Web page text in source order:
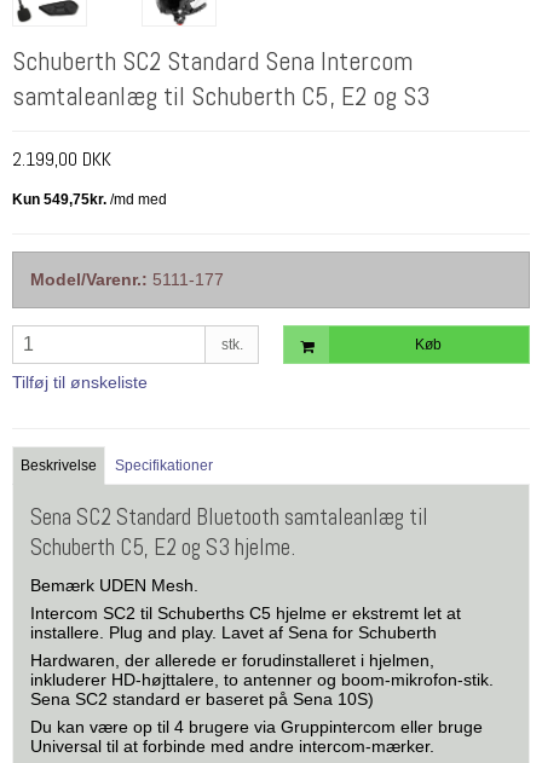
Schuberth SC2 Standard Sena Intercom
samtaleanlæg til Schuberth C5, E2 og S3
2.199,00 DKK
Model/Varenr.: 5111-177
stk. Køb
Tilføj til ønskeliste
Beskrivelse Specifikationer
Sena SC2 Standard Bluetooth samtaleanlæg til
Schuberth C5, E2 og S3 hjelme.
Bemærk UDEN Mesh.
Intercom SC2 til Schuberths C5 hjelme er ekstremt let at
installere. Plug and play. Lavet af Sena for Schuberth
Hardwaren, der allerede er forudinstalleret i hjelmen,
inkluderer HD-højttalere, to antenner og boom-mikrofon-stik.
Sena SC2 standard er baseret på Sena 10S)
Du kan være op til 4 brugere via Gruppintercom eller bruge
Universal til at forbinde med andre intercom-mærker.